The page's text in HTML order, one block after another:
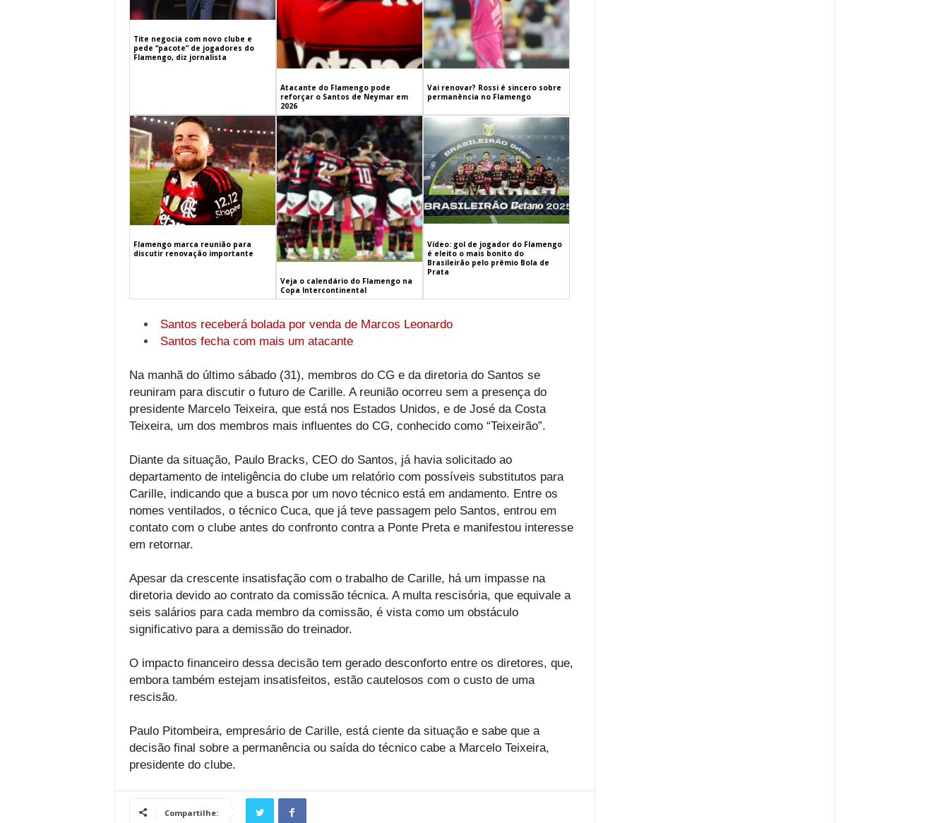
Tite negocia com novo clube e
pede “pacote” de jogadores do
Flamengo, diz jornalista
Atacante do Flamengo pode
reforçar o Santos de Neymar em
2026
Vai renovar? Rossi é sincero sobre
permanência no Flamengo
Flamengo marca reunião para
discutir renovação importante
Veja o calendário do Flamengo na
Copa Intercontinental
Vídeo: gol de jogador do Flamengo
é eleito o mais bonito do
Brasileirão pelo prêmio Bola de
Prata
Santos receberá bolada por venda de Marcos Leonardo
Santos fecha com mais um atacante
Na manhã do último sábado (31), membros do CG e da diretoria do Santos se
reuniram para discutir o futuro de Carille. A reunião ocorreu sem a presença do
presidente Marcelo Teixeira, que está nos Estados Unidos, e de José da Costa
Teixeira, um dos membros mais influentes do CG, conhecido como “Teixeirão”.
Diante da situação, Paulo Bracks, CEO do Santos, já havia solicitado ao
departamento de inteligência do clube um relatório com possíveis substitutos para
Carille, indicando que a busca por um novo técnico está em andamento. Entre os
nomes ventilados, o técnico Cuca, que já teve passagem pelo Santos, entrou em
contato com o clube antes do confronto contra a Ponte Preta e manifestou interesse
em retornar.
Apesar da crescente insatisfação com o trabalho de Carille, há um impasse na
diretoria devido ao contrato da comissão técnica. A multa rescisória, que equivale a
seis salários para cada membro da comissão, é vista como um obstáculo
significativo para a demissão do treinador.
O impacto financeiro dessa decisão tem gerado desconforto entre os diretores, que,
embora também estejam insatisfeitos, estão cautelosos com o custo de uma
rescisão.
Paulo Pitombeira, empresário de Carille, está ciente da situação e sabe que a
decisão final sobre a permanência ou saída do técnico cabe a Marcelo Teixeira,
presidente do clube.
Compartilhe: